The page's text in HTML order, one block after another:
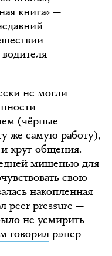
книга» —
не могли
(чёрные
же самую работу),
и круг общения.
мишенью для
свою
накопленная
peer pressure —
не усмирить
говорил рэпер